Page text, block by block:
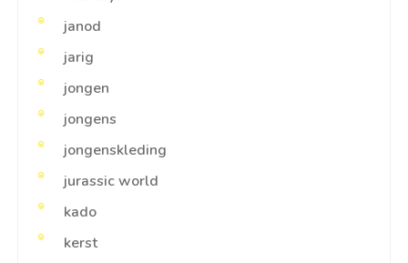
janod
jarig
jongen
jongens
jongenskleding
jurassic world
kado
kerst